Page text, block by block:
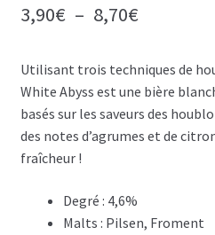
3,90€ – 8,70€Plage
prix :
3,90€
à
Utilisant trois techniques de
White Abyss est une bière
basés sur les saveurs des
des notes d’agrumes et de
fraîcheur !
Degré : 4,6%
Malts : Pilsen, Froment